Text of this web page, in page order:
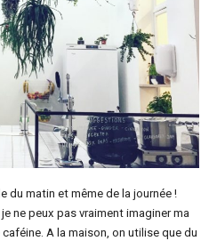
du matin et même de la journée !
ne peux pas vraiment imaginer ma
A la maison, on utilise que du